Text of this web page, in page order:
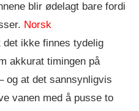
blir ødelagt bare fordi
Norsk
ikke finnes tydelig
akkurat timingen på
og at det sannsynligvis
vanen med å pusse to